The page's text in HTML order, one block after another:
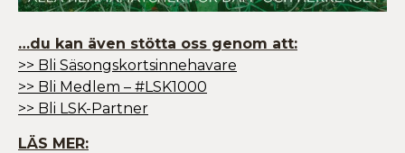
…du kan även stötta oss genom att:
>> Bli Säsongskortsinnehavare
>> Bli Medlem – #LSK1000
>> Bli LSK-Partner
LÄS MER: